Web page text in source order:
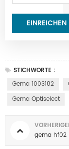
STICHWORTE :
Gema 1003182
Gema Optiselect
gema hf02